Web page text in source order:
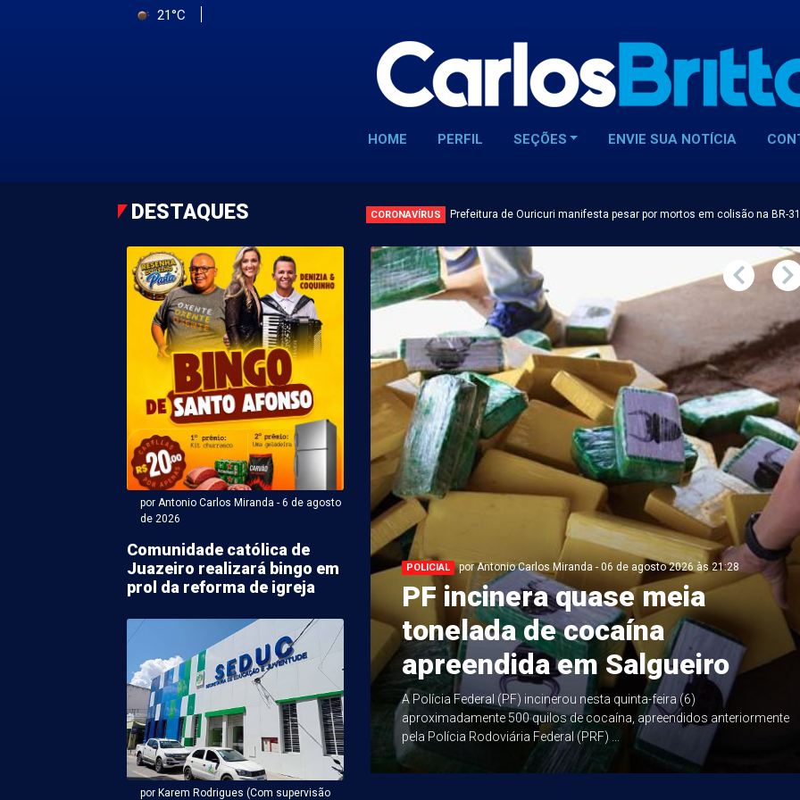
21°C
HOME PERFIL SEÇÕES ENVIE SUA NOTÍCIA
DESTAQUES CORONAVÍRUS Prefeitura de Ouricuri manifesta pesar por mortos em colisão na BR-
por Antonio Carlos Miranda - 6 de agosto
de 2026
Comunidade católica de
Juazeiro realizará bingo em
prol da reforma de igreja
por Karem Rodrigues (Com supervisão
Carlos Miranda - 06 de agosto 2026 às 18:50
a vice de João
tem maior
de bens em PE
governador de Pernambuco pela Frente Popular,
declarou R$ 3,7 milhões em bens à
POLICIAL por Antonio Carlos Miranda - 06 de agosto 2026 às 21:28
PF incinera quase meia
tonelada de cocaína
apreendida em Salgueiro
A Polícia Federal (PF) incinerou nesta quinta-feira (6)
aproximadamente 500 quilos de cocaína, apreendidos anteriormente
pela Polícia Rodoviária Federal (PRF) ...